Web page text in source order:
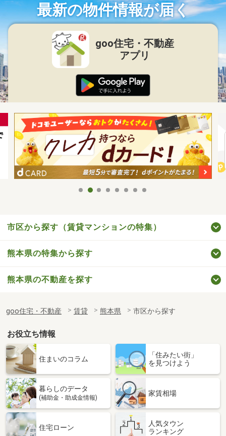
最新の物件情報が届く
goo住宅・不動産
アプリ
市区から探す（賃貸マンションの特集）
熊本県の特集から探す
熊本県の不動産を探す
goo住宅・不動産 賃貸 熊本県 市区から探す
お役立ち情報
住まいのコラム
「住みたい街」
を見つけよう
暮らしのデータ
(補助金・助成金情報)
家賃相場
住宅ローン
人気タウン
ランキング